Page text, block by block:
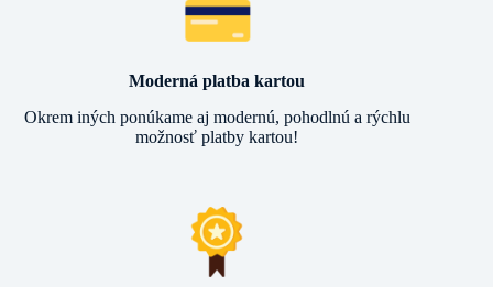
Moderná platba kartou
Okrem iných ponúkame aj modernú, pohodlnú a rýchlu
možnosť platby kartou!